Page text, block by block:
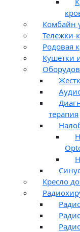
Комбайн
Тележки-
Родовая
Кушетки
терапия
Кресло